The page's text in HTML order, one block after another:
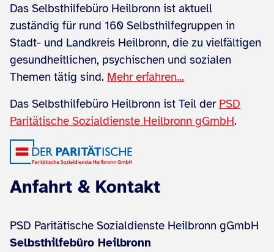
Das Selbsthilfebüro Heilbronn ist aktuell
zuständig für rund 160 Selbsthilfegruppen in
Stadt- und Landkreis Heilbronn, die zu vielfältigen
gesundheitlichen, psychischen und sozialen
Themen tätig sind. Mehr erfahren...
Das Selbsthilfebüro Heilbronn ist Teil der PSD
Paritätische Sozialdienste Heilbronn gGmbH.
Anfahrt & Kontakt
PSD Paritätische Sozialdienste Heilbronn gGmbH
Selbsthilfebüro Heilbronn